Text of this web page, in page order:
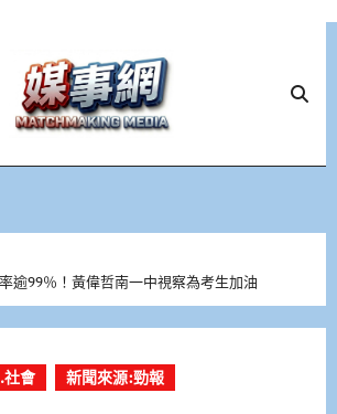
逾99％！黃偉哲南一中視察為考生加油
.社會 新聞來源:勁報